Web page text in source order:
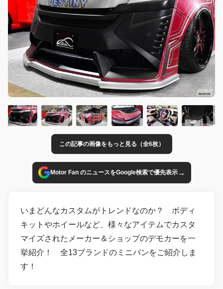
この記事の画像をもっと見る（全6枚）
Motor Fan のニュースをGoogle検索で優先表示→
いまどんなカスタムがトレンドなのか？ ボディ
キットやホイールなど、様々なアイテムでカスタ
マイズされたメーカー＆ショップのデモカーを一
挙紹介！ 全13ブランドのミニバンをご紹介しま
す！